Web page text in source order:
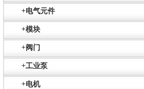
+电气元件
+模块
+阀门
+工业泵
+电机
德国HBM